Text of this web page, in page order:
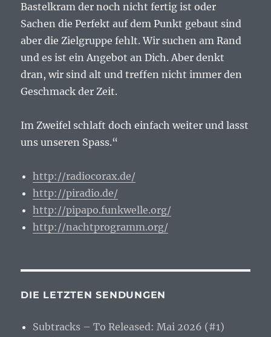
Bastelkram der noch nicht fertig ist oder
Sachen die Perfekt auf dem Punkt gebaut sind
aber die Zielgruppe fehlt. Wir suchen am Rand
und es ist ein Angebot an Dich. Aber denkt
dran, wir sind alt und treffen nicht immer den
Geschmack der Zeit.
Im Zweifel schlaft doch einfach weiter und lasst
uns unseren Spass.“
http://radiocorax.de/
http://piradio.de/
http://pipapo.funkwelle.org/
http://nachtprogramm.org/
DIE LETZTEN SENDUNGEN
Subtracks – To Released: Mai 2026 (#1)